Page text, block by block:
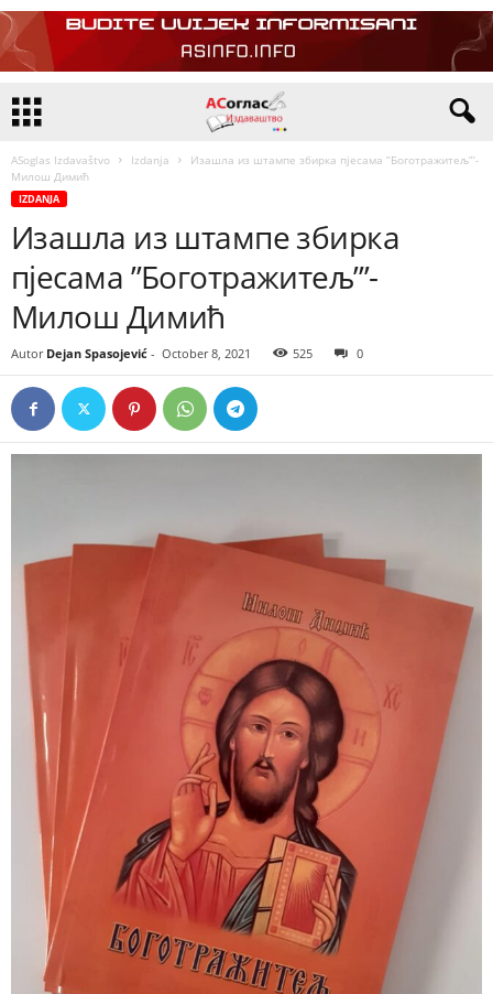
ASoglas Izdavaštvo Izdanja
Изашла из штампе збирка пјесама ”Боготражитељ”’-
Милош Димић
IZDANJA
Изашла из штампе збирка
пјесама ”Боготражитељ”’-
Милош Димић
Autor Dejan Spasojević - October 8, 2021 525 0